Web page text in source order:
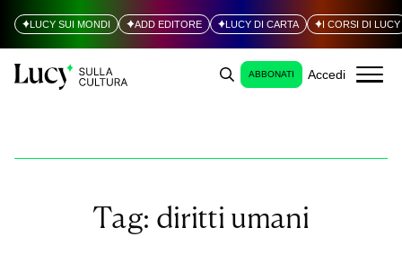
LUCY SUI MONDI ADD EDITORE LUCY DI CARTA I CORSI DI LUCY
ABBONATI Accedi
Tag: diritti umani